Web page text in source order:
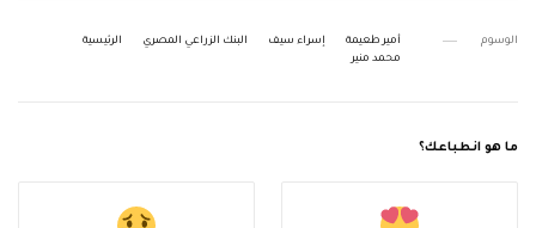
الوسوم أمير طعيمة إسراء سيف البنك الزراعي المصري
الرئيسية
محمد منير
ما هو انطباعك؟